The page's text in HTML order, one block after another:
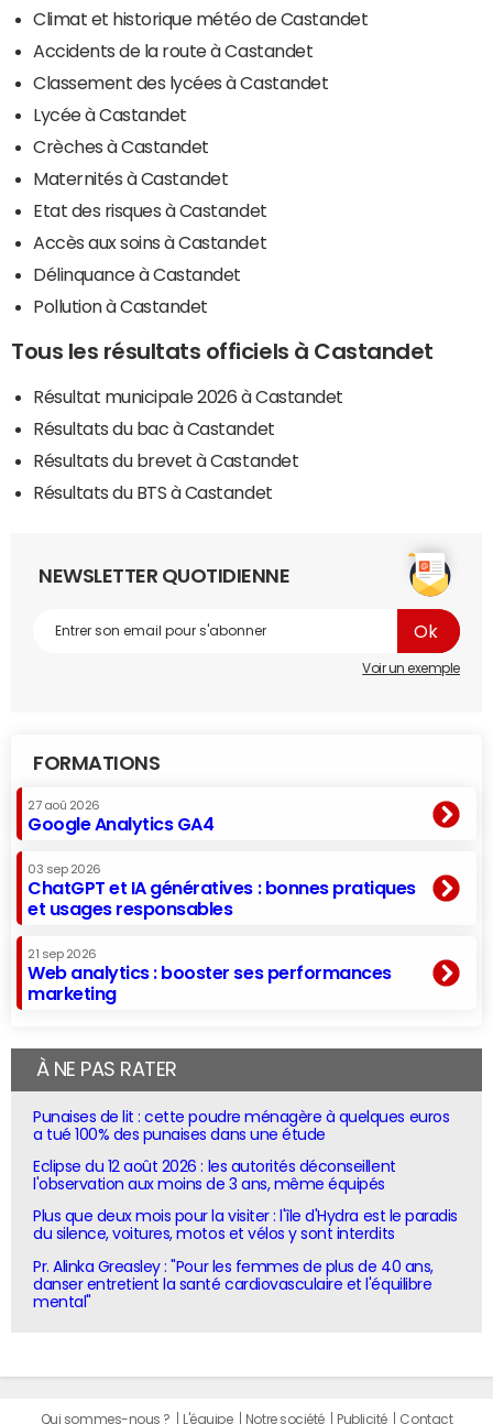
Climat et historique météo de Castandet
Accidents de la route à Castandet
Classement des lycées à Castandet
Lycée à Castandet
Crèches à Castandet
Maternités à Castandet
Etat des risques à Castandet
Accès aux soins à Castandet
Délinquance à Castandet
Pollution à Castandet
Tous les résultats officiels à Castandet
Résultat municipale 2026 à Castandet
Résultats du bac à Castandet
Résultats du brevet à Castandet
Résultats du BTS à Castandet
NEWSLETTER QUOTIDIENNE
Voir un exemple
FORMATIONS
27 aoû 2026
Google Analytics GA4
03 sep 2026
ChatGPT et IA génératives : bonnes pratiques
et usages responsables
21 sep 2026
Web analytics : booster ses performances
marketing
À NE PAS RATER
Punaises de lit : cette poudre ménagère à quelques euros
a tué 100% des punaises dans une étude
Eclipse du 12 août 2026 : les autorités déconseillent
l'observation aux moins de 3 ans, même équipés
Plus que deux mois pour la visiter : l'île d'Hydra est le paradis
du silence, voitures, motos et vélos y sont interdits
Pr. Alinka Greasley : "Pour les femmes de plus de 40 ans,
danser entretient la santé cardiovasculaire et l'équilibre
mental"
Qui sommes-nous ? L'équipe Notre société Publicité Contact